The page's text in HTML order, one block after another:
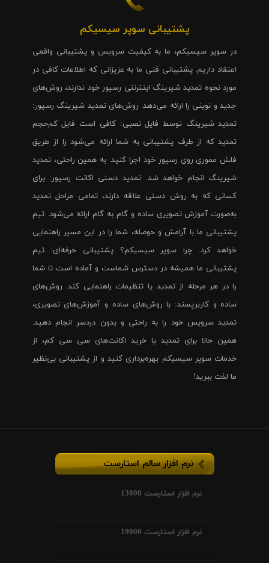
پشتیبانی سوپر سیسیکم
در سوپر سیسیکم، ما به کیفیت سرویس و پشتیبانی واقعی
اعتقاد داریم. پشتیبانی فنی ما به عزیزانی که اطلاعات کافی در
مورد نحوه تمدید شیرینگ اینترنتی رسیور خود ندارند، روش‌های
جدید و نوینی را ارائه می‌دهد. روش‌های تمدید شیرینگ رسیور:
تمدید شیرینگ توسط فایل نصبی: کافی است فایل کم‌حجم
تمدید که از طرف پشتیبانی به شما ارائه می‌شود را از طریق
فلش مموری روی رسیور خود اجرا کنید. به همین راحتی، تمدید
شیرینگ انجام خواهد شد. تمدید دستی اکانت رسیور: برای
کسانی که به روش دستی علاقه دارند، تمامی مراحل تمدید
به‌صورت آموزش تصویری ساده و گام به گام ارائه می‌شود. تیم
پشتیبانی ما با آرامش و حوصله، شما را در این مسیر راهنمایی
خواهد کرد. چرا سوپر سیسیکم؟ پشتیبانی حرفه‌ای: تیم
پشتیبانی ما همیشه در دسترس شماست و آماده است تا شما
را در هر مرحله از تمدید یا تنظیمات راهنمایی کند. روش‌های
ساده و کاربرپسند: با روش‌های ساده و آموزش‌های تصویری،
تمدید سرویس خود را به راحتی و بدون دردسر انجام دهید.
همین حالا برای تمدید یا خرید اکانت‌های سی سی کم، از
خدمات سوپر سیسیکم بهره‌برداری کنید و از پشتیبانی بی‌نظیر
ما لذت ببرید!
نرم افزار سالم استارست
نرم افزار استارست 13000
نرم افزار استارست 19000